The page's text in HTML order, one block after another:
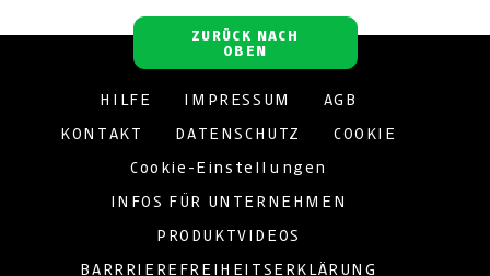
ZURÜCK NACH
OBEN
HILFE IMPRESSUM AGB
KONTAKT DATENSCHUTZ COOKIE
Cookie-Einstellungen
INFOS FÜR UNTERNEHMEN
PRODUKTVIDEOS
BARRRIEREFREIHEITSERKLÄRUNG